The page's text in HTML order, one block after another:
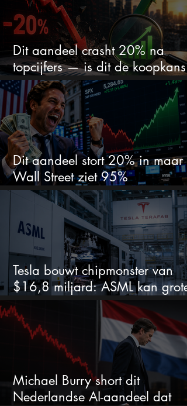
Dit aandeel crasht 20% na
topcijfers — is dit de koopkans
waar beleggers op wachtten?
Dit aandeel stort 20% in maar
Wall Street ziet 95%
koerspotentieel
Tesla bouwt chipmonster van
$16,8 miljard: ASML kan grote
winnaar worden
Michael Burry short dit
Nederlandse AI-aandeel dat